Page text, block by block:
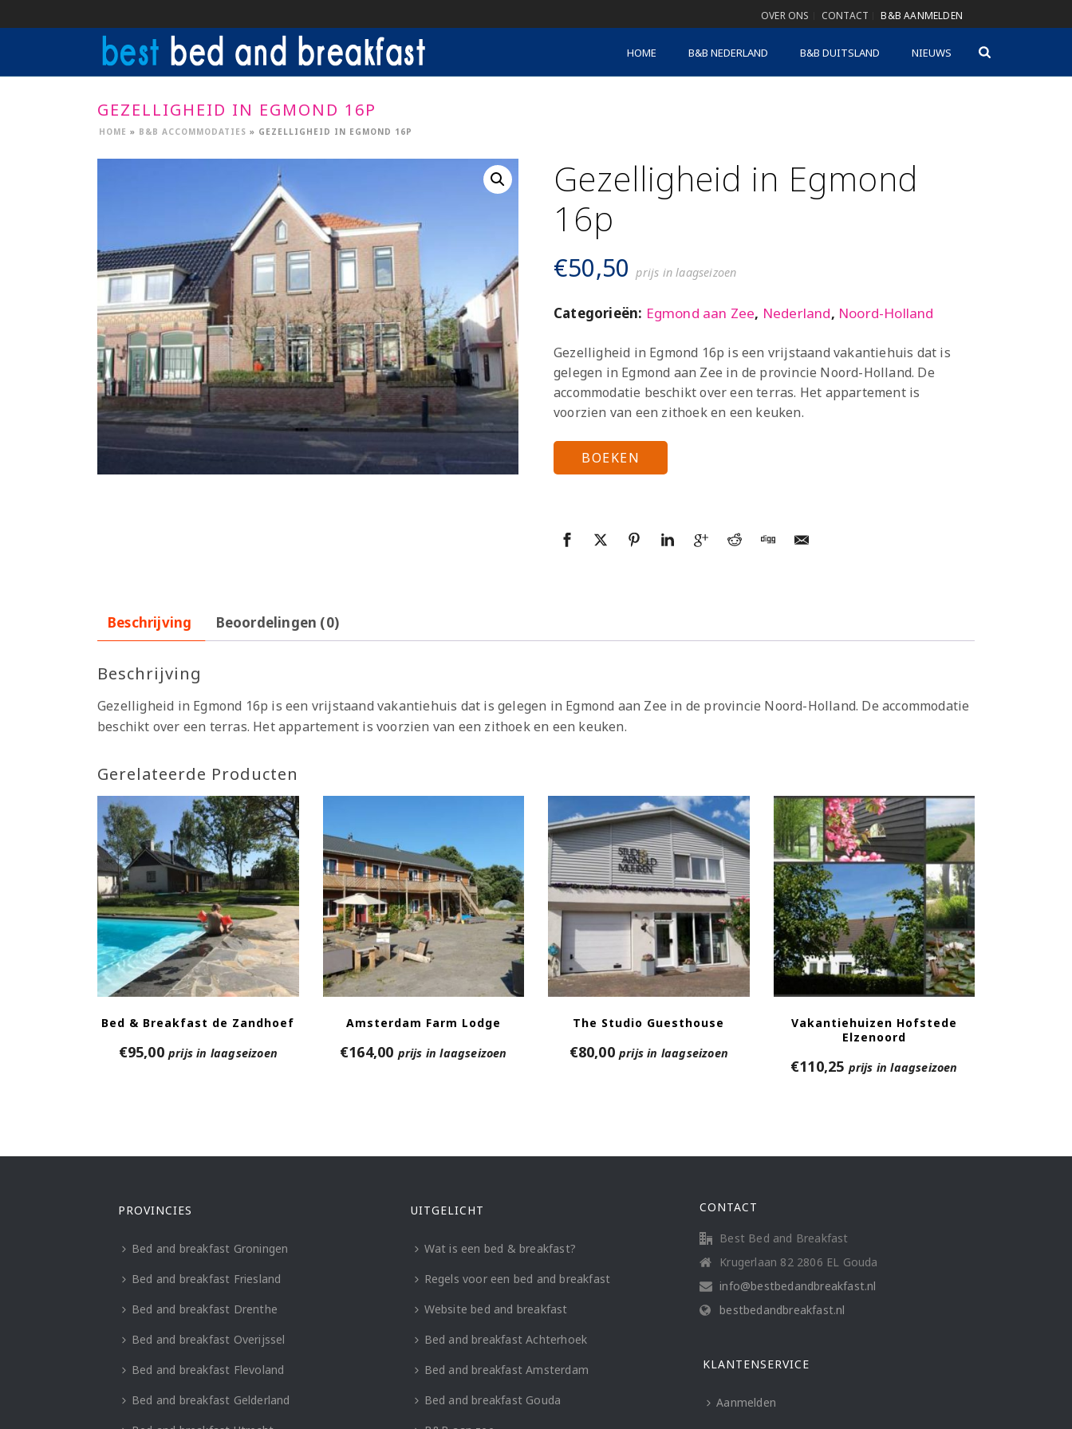
OVER ONS CONTACT B&B AANMELDEN
HOME B&B NEDERLAND B&B DUITSLAND NIEUWS
GEZELLIGHEID IN EGMOND 16P
HOME » B&B ACCOMMODATIES » GEZELLIGHEID IN EGMOND 16P
Gezelligheid in Egmond
16p
€50,50 prijs in laagseizoen
Categorieën: Egmond aan Zee, Nederland, Noord-Holland
Gezelligheid in Egmond 16p is een vrijstaand vakantiehuis dat is
gelegen in Egmond aan Zee in de provincie Noord-Holland. De
accommodatie beschikt over een terras. Het appartement is
voorzien van een zithoek en een keuken.
BOEKEN
Beschrijving Beoordelingen (0)
Beschrijving
Gezelligheid in Egmond 16p is een vrijstaand vakantiehuis dat is gelegen in Egmond aan Zee in de provincie Noord-Holland. De accommodatie
beschikt over een terras. Het appartement is voorzien van een zithoek en een keuken.
Gerelateerde Producten
Bed & Breakfast de Zandhoef
€95,00 prijs in laagseizoen
Amsterdam Farm Lodge
€164,00 prijs in laagseizoen
The Studio Guesthouse
€80,00 prijs in laagseizoen
Vakantiehuizen Hofstede
Elzenoord
€110,25 prijs in laagseizoen
PROVINCIES
Bed and breakfast Groningen
Bed and breakfast Friesland
Bed and breakfast Drenthe
Bed and breakfast Overijssel
Bed and breakfast Flevoland
Bed and breakfast Gelderland
UITGELICHT
Wat is een bed & breakfast?
Regels voor een bed and breakfast
Website bed and breakfast
Bed and breakfast Achterhoek
Bed and breakfast Amsterdam
Bed and breakfast Gouda
CONTACT
Best Bed and Breakfast
Krugerlaan 82 2806 EL Gouda
info@bestbedandbreakfast.nl
bestbedandbreakfast.nl
KLANTENSERVICE
Aanmelden